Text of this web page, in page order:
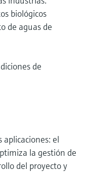
biológicos
de aguas de
de
aplicaciones: el
la gestión de
del proyecto y